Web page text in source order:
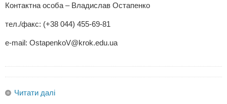
Контактна особа – Владислав Остапенко
тел./факс: (+38 044) 455-69-81
e-mail: OstapenkoV@krok.edu.ua
Читати далі